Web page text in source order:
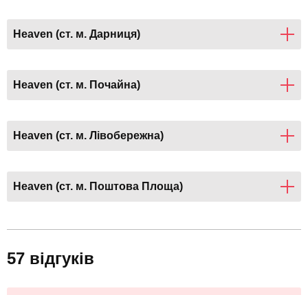
Heaven (ст. м. Дарниця)
Heaven (ст. м. Почайна)
Heaven (ст. м. Лівобережна)
Heaven (ст. м. Поштова Площа)
57 відгуків